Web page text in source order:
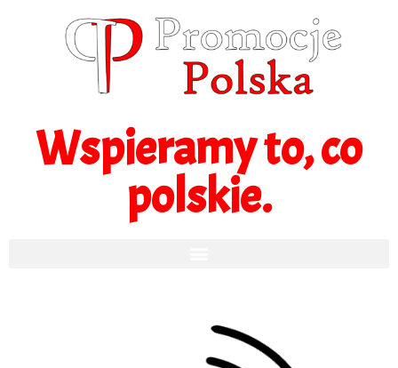
Wspieramy to, co
polskie.